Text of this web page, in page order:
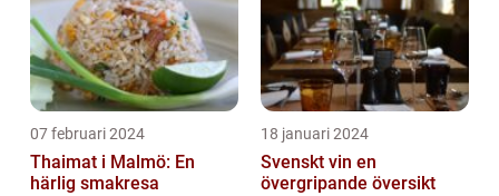
07 februari 2024
Thaimat i Malmö: En
härlig smakresa
18 januari 2024
Svenskt vin en
övergripande översikt